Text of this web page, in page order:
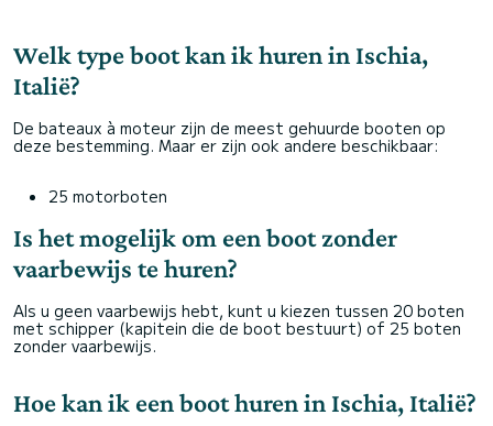
Welk type boot kan ik huren in Ischia,
Italië?
De bateaux à moteur zijn de meest gehuurde booten op
deze bestemming. Maar er zijn ook andere beschikbaar:
25 motorboten
Is het mogelijk om een boot zonder
vaarbewijs te huren?
Als u geen vaarbewijs hebt, kunt u kiezen tussen 20 boten
met schipper (kapitein die de boot bestuurt) of 25 boten
zonder vaarbewijs.
Hoe kan ik een boot huren in Ischia, Italië?